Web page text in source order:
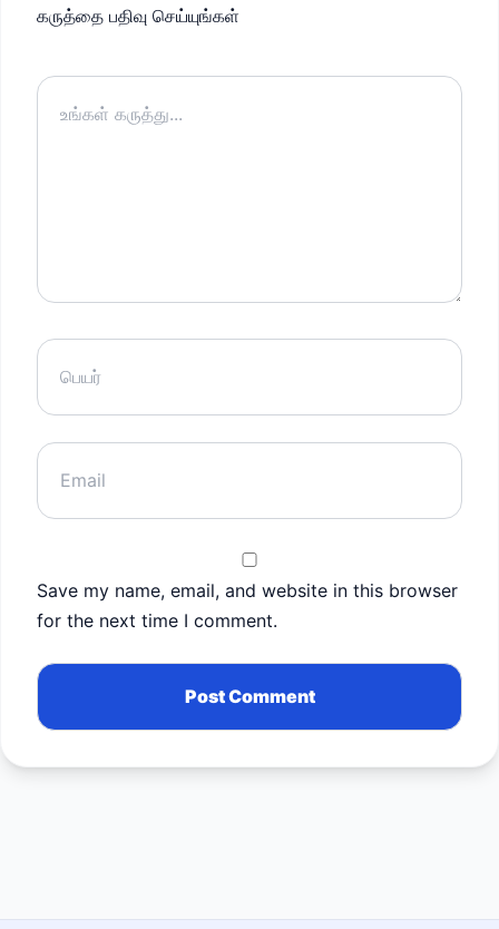
கருத்தை பதிவு செய்யுங்கள்
Save my name, email, and website in this browser
for the next time I comment.